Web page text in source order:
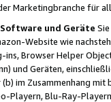
Marketingbranche für
und Geräte
Website wie
Browser Helper
und Geräten,
im Zusammenhang
Blu-Ray-